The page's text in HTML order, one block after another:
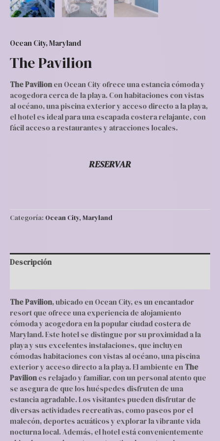
Ocean City, Maryland
The Pavilion
The Pavilionen Ocean City ofrece una estancia cómoda y
acogedora cerca de la playa. Con habitaciones con vistas
al océano, una piscina exterior y acceso directo a la playa,
el hotel es ideal para una escapada costera relajante, con
fácil acceso a restaurantes y atracciones locales.
RESERVAR
Categoría: Ocean City, Maryland
Descripción
The Pavilion, ubicado en Ocean City, es un encantador
resort que ofrece una experiencia de alojamiento
cómoda y acogedora en la popular ciudad costera de
Maryland. Este hotel se distingue por su proximidad a la
playa y sus excelentes instalaciones, que incluyen
cómodas habitaciones con vistas al océano, una piscina
exterior y acceso directo a la playa. El ambiente enThe
Paviliones relajado y familiar, con un personal atento que
se asegura de que los huéspedes disfruten de una
estancia agradable. Los visitantes pueden disfrutar de
diversas actividades recreativas, como paseos por el
malecón, deportes acuáticos y explorar la vibrante vida
nocturna local. Además, el hotel está convenientemente